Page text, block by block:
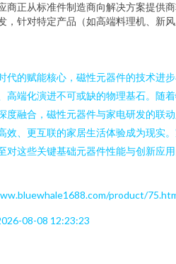
商正从标准件制造商向解决方案提供
，针对特定产品（如高端料理机、新
代的赋能核心，磁性元器件的技术进
高端化演进不可或缺的物理基石。随
度融合，磁性元器件与家电研发的联
效、更互联的家居生活体验成为现实
对这些关键基础元器件性能与创新应
product/
08-08 12:23:23